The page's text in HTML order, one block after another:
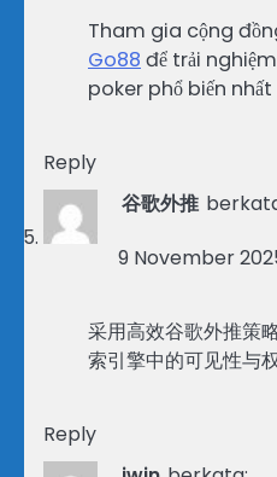
Tham gia cộng
Go88 để trải
poker phổ biến nhất
Reply
谷歌外推
9 November
采用高效谷歌外推策
索引擎中的可见性与权
Reply